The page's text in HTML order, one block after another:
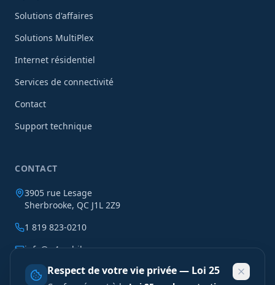
Solutions d'affaires
Solutions MultiPlex
Internet résidentiel
Services de connectivité
Contact
Support technique
CONTACT
3905 rue Lesage
Sherbrooke, QC J1L 2Z9
1 819 823-0210
info@n4mobile.com
Respect de votre vie privée — Loi 25